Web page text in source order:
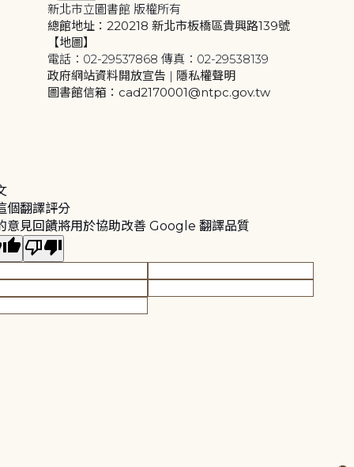
新北市立圖書館 版權所有
總館地址：220218 新北市板橋區貴興路139號
【地圖】
電話：02-29537868 傳真：02-29538139
政府網站資料開放宣告 | 隱私權聲明
圖書館信箱：cad2170001@ntpc.gov.tw
個翻譯評分
意見回饋將用於協助改善 Google 翻譯品質